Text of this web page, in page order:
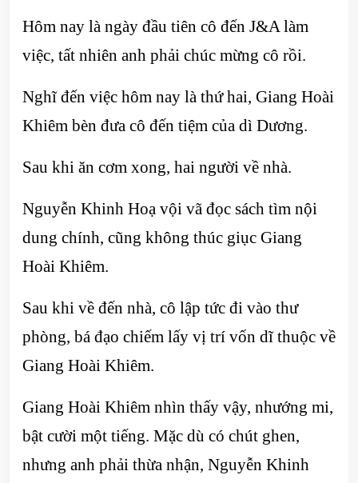
Hôm nay là ngày đầu tiên cô đến J&A làm
việc, tất nhiên anh phải chúc mừng cô rồi.
Nghĩ đến việc hôm nay là thứ hai, Giang Hoài
Khiêm bèn đưa cô đến tiệm của dì Dương.
Sau khi ăn cơm xong, hai người về nhà.
Nguyễn Khinh Hoạ vội vã đọc sách tìm nội
dung chính, cũng không thúc giục Giang
Hoài Khiêm.
Sau khi về đến nhà, cô lập tức đi vào thư
phòng, bá đạo chiếm lấy vị trí vốn dĩ thuộc về
Giang Hoài Khiêm.
Giang Hoài Khiêm nhìn thấy vậy, nhướng mi,
bật cười một tiếng. Mặc dù có chút ghen,
nhưng anh phải thừa nhận, Nguyễn Khinh